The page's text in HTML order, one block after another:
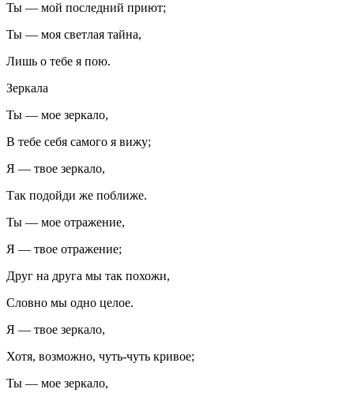
Ты — мой последний приют;
Ты — моя светлая тайна,
Лишь о тебе я пою.
Зеркала
Ты — мое зеркало,
В тебе себя самого я вижу;
Я — твое зеркало,
Так подойди же поближе.
Ты — мое отражение,
Я — твое отражение;
Друг на друга мы так похожи,
Словно мы одно целое.
Я — твое зеркало,
Хотя, возможно, чуть-чуть кривое;
Ты — мое зеркало,